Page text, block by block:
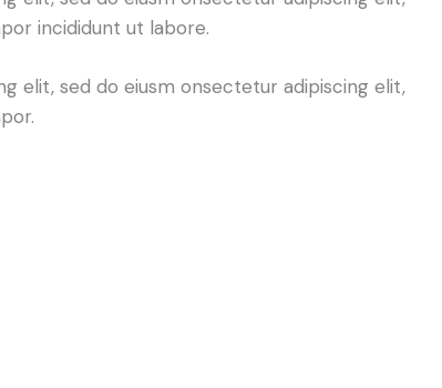
incididunt ut labore.
elit, sed do eiusm onsectetur adipiscing elit,